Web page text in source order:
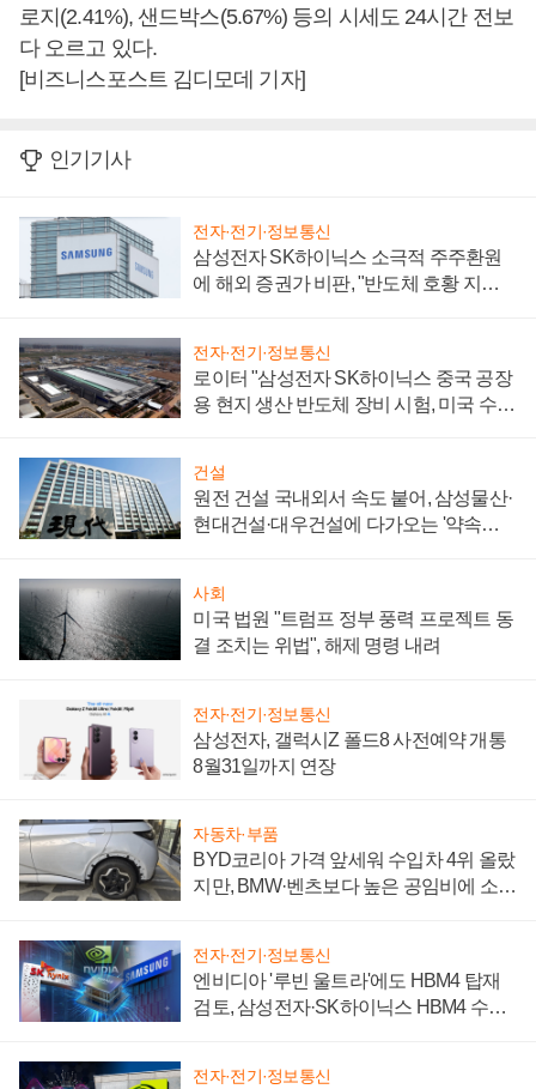
로지(2.41%), 샌드박스(5.67%) 등의 시세도 24시간 전보
다 오르고 있다.
[비즈니스포스트 김디모데 기자]
인기기사
전자·전기·정보통신
삼성전자 SK하이닉스 소극적 주주환원
에 해외 증권가 비판, "반도체 호황 지속
전자·전기·정보통신
로이터 "삼성전자 SK하이닉스 중국 공장
용 현지 생산 반도체 장비 시험, 미국 수출
건설
원전 건설 국내외서 속도 붙어, 삼성물산·
현대건설·대우건설에 다가오는 '약속의
사회
미국 법원 "트럼프 정부 풍력 프로젝트 동
결 조치는 위법", 해제 명령 내려
전자·전기·정보통신
삼성전자, 갤럭시Z 폴드8 사전예약 개통
8월31일까지 연장
자동차·부품
BYD코리아 가격 앞세워 수입차 4위 올랐
지만, BMW·벤츠보다 높은 공임비에 소비
전자·전기·정보통신
엔비디아 '루빈 울트라'에도 HBM4 탑재
검토, 삼성전자·SK하이닉스 HBM4 수율
전자·전기·정보통신